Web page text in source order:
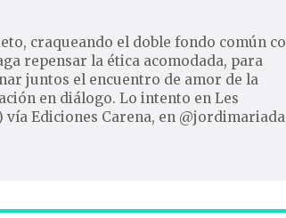
craqueando el doble fondo común
repensar la ética acomodada, para
juntos el encuentro de amor de la
en diálogo. Lo intento en Les
Ediciones Carena, en